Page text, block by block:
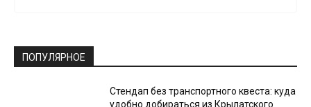
ПОПУЛЯРНОЕ
Стендап без транспортного квеста: куда
удобно добираться из Крылатского